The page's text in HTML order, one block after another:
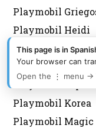
Playmobil
Playmobil Heidi
Playmobil Heroes
Playmobil
Playmobil Japon
Playmobil Korea
Playmobil Magic
This page is in
Your browser can
Open the ⋮ menu →